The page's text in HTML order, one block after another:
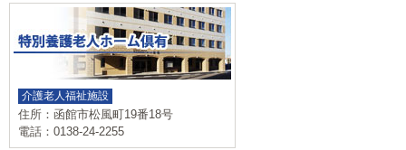
介護老人福祉施設
住所：函館市松風町19番18号
電話：0138-24-2255